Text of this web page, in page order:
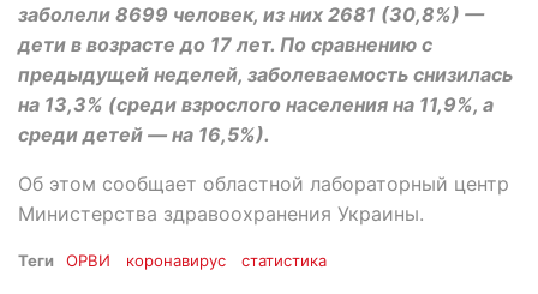
заболели 8699 человек, из них 2681 (30,8%) —
дети в возрасте до 17 лет. По сравнению с
предыдущей неделей, заболеваемость снизилась
на 13,3% (среди взрослого населения на 11,9%, а
среди детей — на 16,5%).
Об этом сообщает областной лабораторный центр
Министерства здравоохранения Украины.
Теги ОРВИ коронавирус статистика